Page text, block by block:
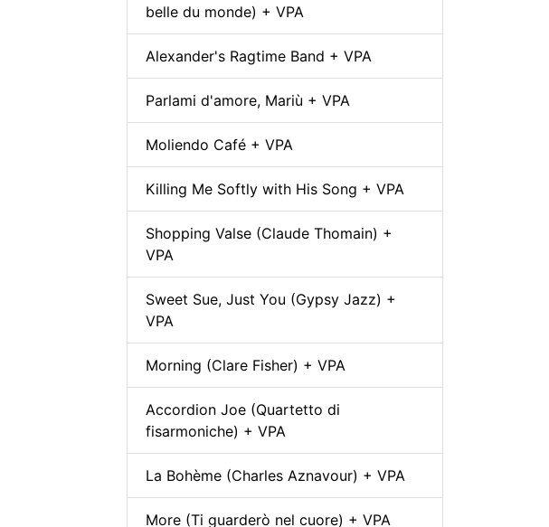
belle du monde) + VPA
Alexander's Ragtime Band + VPA
Parlami d'amore, Mariù + VPA
Moliendo Café + VPA
Killing Me Softly with His Song + VPA
Shopping Valse (Claude Thomain) +
VPA
Sweet Sue, Just You (Gypsy Jazz) +
VPA
Morning (Clare Fisher) + VPA
Accordion Joe (Quartetto di
fisarmoniche) + VPA
La Bohème (Charles Aznavour) + VPA
More (Ti guarderò nel cuore) + VPA